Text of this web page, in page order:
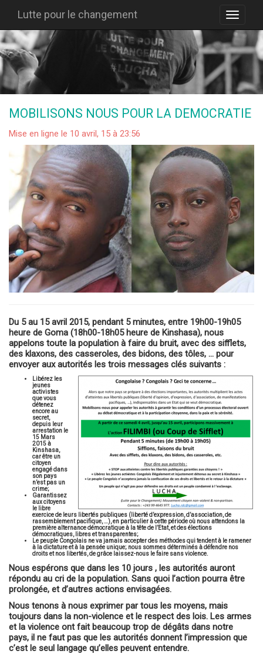
Lutte pour le changement
MOBILISONS NOUS POUR LA DEMOCRATIE
Mise en ligne le 10 avril, 15 à 23:56
Du 5 au 15 avril 2015, pendant 5 minutes, entre 19h00-19h05
heure de Goma (18h00-18h05 heure de Kinshasa), nous
appelons toute la population à faire du bruit, avec des sifflets,
des klaxons, des casseroles, des bidons, des tôles, … pour
envoyer aux autorités les trois messages clés suivants :
Libérez les
jeunes
activistes
que vous
détenez
encore au
secret,
depuis leur
arrestation le
15 Mars
2015 à
Kinshasa,
car être un
citoyen
engagé dans
son pays
n’est pas un
crime;
Garantissez
aux citoyens
le libre
exercice de leurs libertés publiques (liberté d’expression, d’association, de
rassemblement pacifique, …), en particulier à cette période où nous attendons la
première alternance démocratique à la tête de l’Etat, et des élections
démocratiques, libres et transparentes;
Le peuple Congolais ne va jamais accepter des méthodes qui tendent à le ramener
à la dictature et à la pensée unique; nous sommes déterminés à défendre nos
droits et nos libertés, de grâce laissez-nous le faire sans violence.
Nous espérons que dans les 10 jours , les autorités auront
répondu au cri de la population. Sans quoi l’action pourra être
prolongée, et d’autres actions envisagées.
Nous tenons à nous exprimer par tous les moyens, mais
toujours dans la non-violence et le respect des lois. Les armes
et la violence ont fait beaucoup trop de dégâts dans notre
pays, il ne faut pas que les autorités donnent l’impression que
c’est le seul langage qu’elles peuvent entendre.